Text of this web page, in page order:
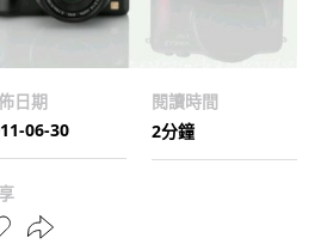
日期
06-30
閱讀時間
2分鐘